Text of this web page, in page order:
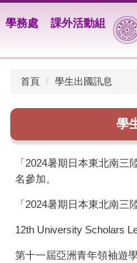
到
學務處 課外活動組
首頁 學生出國訊息
學
「2024暑期日本東北南
名參加。
「2024暑期日本東北南三
12th University Scholars
第十一屆亞洲青年領袖遊